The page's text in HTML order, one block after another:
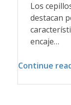
Los
destacan
encaje…
Continue